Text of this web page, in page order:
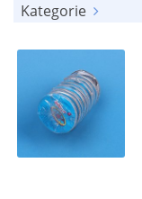
alle anzeigen
Georg Richter(1)
Kategorie
Feuerwerkskörper